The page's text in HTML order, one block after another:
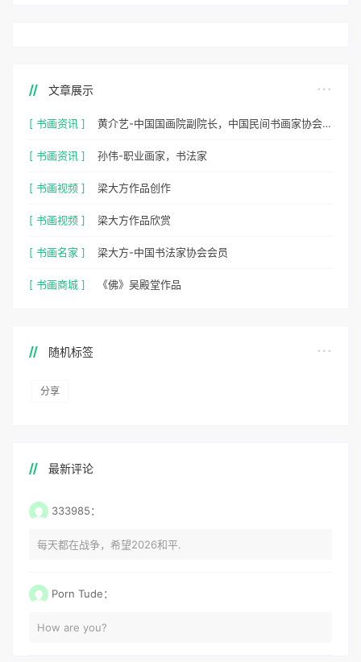
文章展示
[ 书画资讯 ] 黄介艺-中国国画院副院长，中国民间书画家协会副主席
[ 书画资讯 ] 孙伟-职业画家，书法家
[ 书画视频 ] 梁大方作品创作
[ 书画视频 ] 梁大方作品欣赏
[ 书画名家 ] 梁大方-中国书法家协会会员
[ 书画商城 ] 《佛》吴殿堂作品
随机标签
分享
最新评论
333985：
每天都在战争，希望2026和平.
Porn Tude：
How are you?